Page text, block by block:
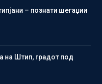
– познати шегаџии
на Штип, градот под